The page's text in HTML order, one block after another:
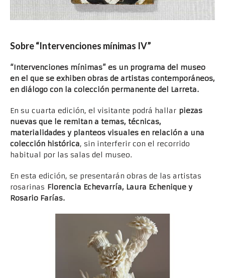
Sobre “Intervenciones mínimas IV”
“Intervenciones mínimas” es un programa del museo
en el que se exhiben obras de artistas contemporáneos,
en diálogo con la colección permanente del Larreta.
En su cuarta edición, el visitante podrá hallar piezas
nuevas que le remitan a temas, técnicas,
materialidades y planteos visuales en relación a una
colección histórica, sin interferir con el recorrido
habitual por las salas del museo.
En esta edición, se presentarán obras de las artistas
rosarinas Florencia Echevarría, Laura Echenique y
Rosario Farías.